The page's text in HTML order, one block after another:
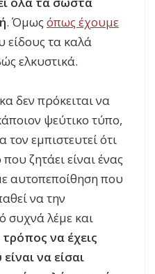
. Όμως όπως έχουμε
είδους τα καλά
ελκυστικά.
δεν πρόκειται να
ψεύτικο τύπο,
τον εμπιστευτεί ότι
ζητάει είναι ένας
αυτοπεποίθηση που
να την
συχνά λέμε και
να έχεις
να είσαι